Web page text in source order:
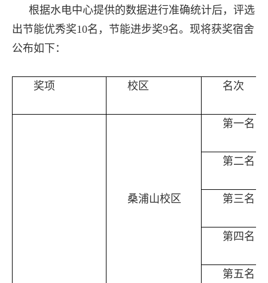
根据水电中心提供的数据进行准确统计后，评选
出节能优秀奖10名，节能进步奖9名。现将获奖宿舍
公布如下：
奖项 校区 名次
桑浦山校区
第一名
第二名
第三名
第四名
第五名